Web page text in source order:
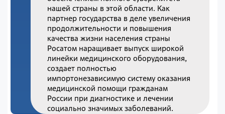
нашей страны в этой области. Как
партнер государства в деле увеличения
продолжительности и повышения
качества жизни населения страны
Росатом наращивает выпуск широкой
линейки медицинского оборудования,
создает полностью
импортонезависимую систему оказания
медицинской помощи гражданам
России при диагностике и лечении
социально значимых заболеваний.